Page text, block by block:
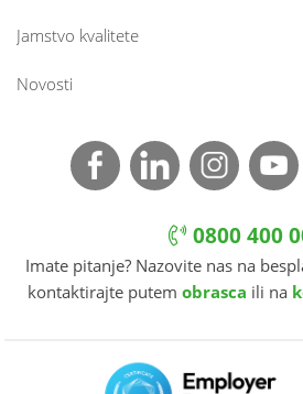
Jamstvo kvalitete
Novosti
0800 400
Imate pitanje? Nazovite nas na
kontaktirajte putem obrasca ili na